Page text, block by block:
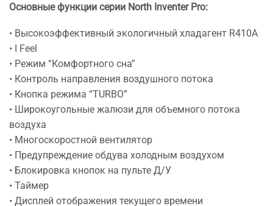
Основные функции серии North Inventer Pro:
• Высокоэффективный экологичный хладагент R410A
• I Feel
• Режим “Комфортного сна”
• Контроль направления воздушного потока
• Кнопка режима “TURBO”
• Широкоугольные жалюзи для объемного потока
воздуха
• Многоскоростной вентилятор
• Предупреждение обдува холодным воздухом
• Блокировка кнопок на пульте Д/У
• Таймер
• Дисплей отображения текущего времени